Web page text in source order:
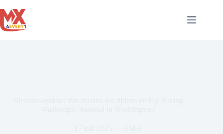
naar
de
inhoud